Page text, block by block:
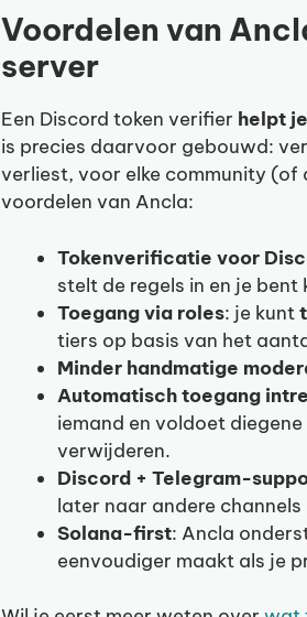
Voordelen van
server
Een Discord token verifier helpt
is precies daarvoor gebouwd:
verliest, voor elke community (of
voordelen van Ancla:
Tokenverificatie voor
stelt de regels in en je bent
Toegang via roles: je kunt
tiers op basis van het
Minder handmatige
Automatisch toegang
iemand en voldoet
verwijderen.
Discord + Telegram-
later naar andere
Solana-first: Ancla
eenvoudiger maakt als je